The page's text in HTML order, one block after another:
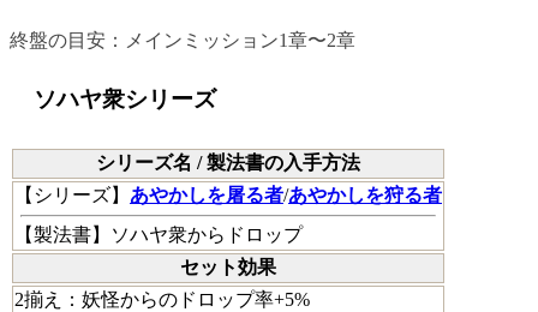
終盤の目安：メインミッション1章〜2章
ソハヤ衆シリーズ
シリーズ名 / 製法書の入手方法
【 シリーズ】 あやかしを屠る者/あやかしを狩る者
【製法書】ソハヤ衆からドロップ
セット効果
2揃え：妖怪からのドロップ率+5%